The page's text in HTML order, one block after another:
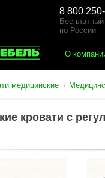
8 800
Бесплатный
по России
О
медицинские
кровати с